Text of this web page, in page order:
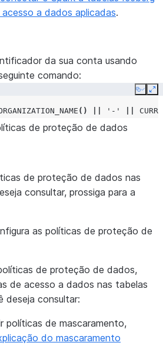
a dados aplicadas.
da sua conta usando
comando:
Copy
() '-'
de proteção de dados
de proteção de dados nas
consultar, prossiga para a
as políticas de proteção de
de proteção de dados,
de acesso a dados nas tabelas
deseja consultar:
políticas de mascaramento,
do mascaramento